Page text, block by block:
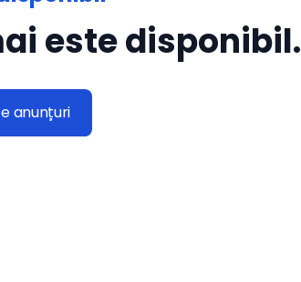
este disponibil.
anunțuri